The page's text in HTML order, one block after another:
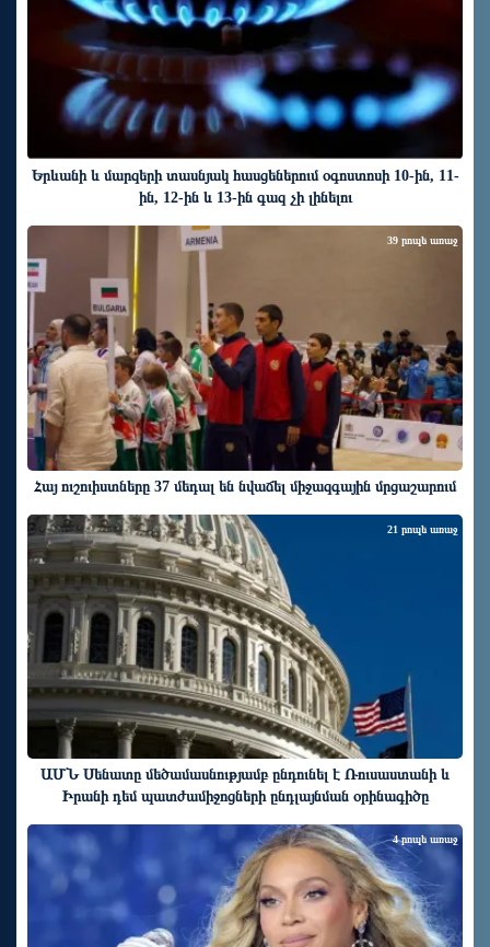
Երևանի և մարզերի տասնյակ հասցեներում օգոստոսի 10-ին, 11-
ին, 12-ին և 13-ին գազ չի լինելու
Հայ ուշուիստները 37 մեդալ են նվաճել միջազգային մրցաշարում
39 րոպե առաջ
ԱՄՆ Սենատը մեծամասնությամբ ընդունել է Ռուսաստանի և
Իրանի դեմ պատժամիջոցների ընդլայնման օրինագիծը
21 րոպե առաջ
4 րոպե առաջ